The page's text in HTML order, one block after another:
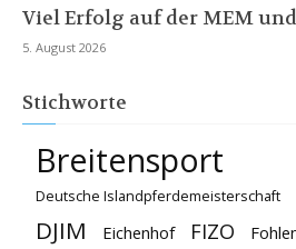
Viel Erfolg auf der MEM
5. August 2026
Stichworte
Breitensport
Deutsche Islandpferdemeisterschaft
DJIM Eichenhof FIZO